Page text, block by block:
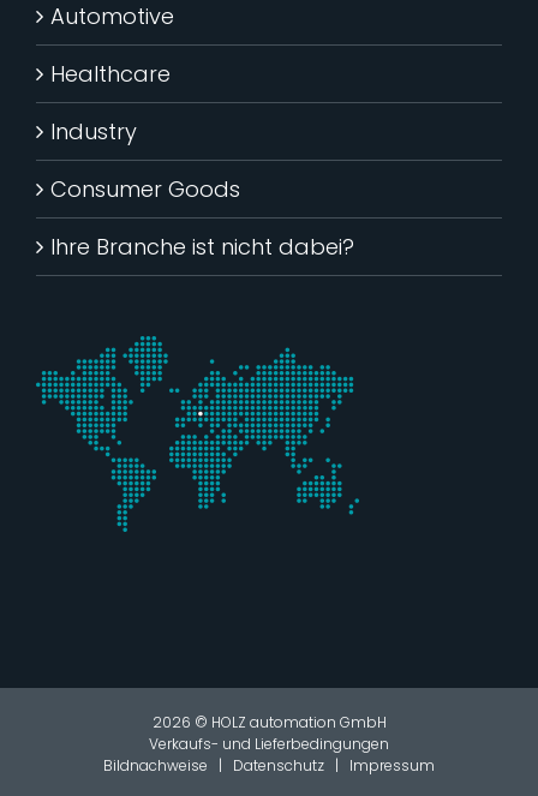
Automotive
Healthcare
Industry
Consumer Goods
Ihre Branche ist nicht dabei?
2026 © HOLZ automation GmbH
Verkaufs- und Lieferbedingungen
Bildnachweise
Datenschutz Impressum